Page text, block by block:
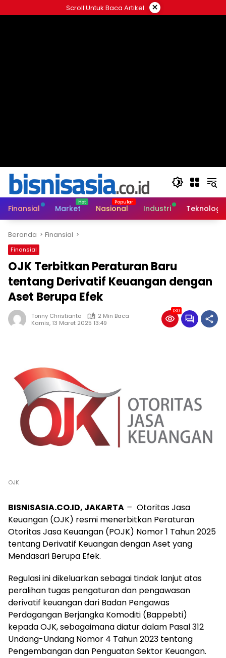
ke
Scroll Untuk Baca Artikel ×
Finansial Market Nasional Industri Teknologi
Beranda Finansial
Finansial
OJK Terbitkan Peraturan Baru
tentang Derivatif Keuangan dengan
Aset Berupa Efek
Tonny Christianto
2 Min Baca
Kamis, 13 Maret 2025 13:49
130
OJK
BISNISASIA.CO.ID, JAKARTA – Otoritas Jasa
Keuangan (OJK) resmi menerbitkan Peraturan
Otoritas Jasa Keuangan (POJK) Nomor 1 Tahun 2025
tentang Derivatif Keuangan dengan Aset yang
Mendasari Berupa Efek.
Regulasi ini dikeluarkan sebagai tindak lanjut atas
peralihan tugas pengaturan dan pengawasan
derivatif keuangan dari Badan Pengawas
Perdagangan Berjangka Komoditi (Bappebti)
kepada OJK, sebagaimana diatur dalam Pasal 312
Undang-Undang Nomor 4 Tahun 2023 tentang
Pengembangan dan Penguatan Sektor Keuangan.